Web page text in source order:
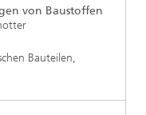
von Baustoffen
Bauteilen,